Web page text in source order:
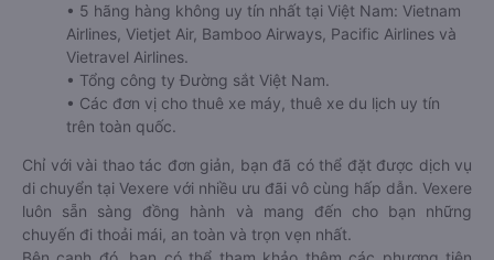
• 5 hãng hàng không uy tín nhất tại Việt Nam: Vietnam
Airlines, Vietjet Air, Bamboo Airways, Pacific Airlines và
Vietravel Airlines.
• Tổng công ty Đường sắt Việt Nam.
• Các đơn vị cho thuê xe máy, thuê xe du lịch uy tín
trên toàn quốc.
Chỉ với vài thao tác đơn giản, bạn đã có thể đặt được dịch vụ
di chuyển tại Vexere với nhiều ưu đãi vô cùng hấp dẫn. Vexere
luôn sẵn sàng đồng hành và mang đến cho bạn những
chuyến đi thoải mái, an toàn và trọn vẹn nhất.